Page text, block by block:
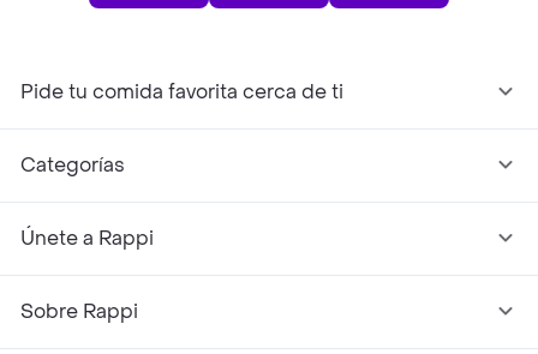
Pide tu comida favorita cerca de ti
Categorías
Únete a Rappi
Sobre Rappi